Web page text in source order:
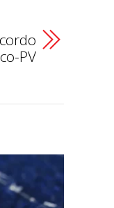
PV